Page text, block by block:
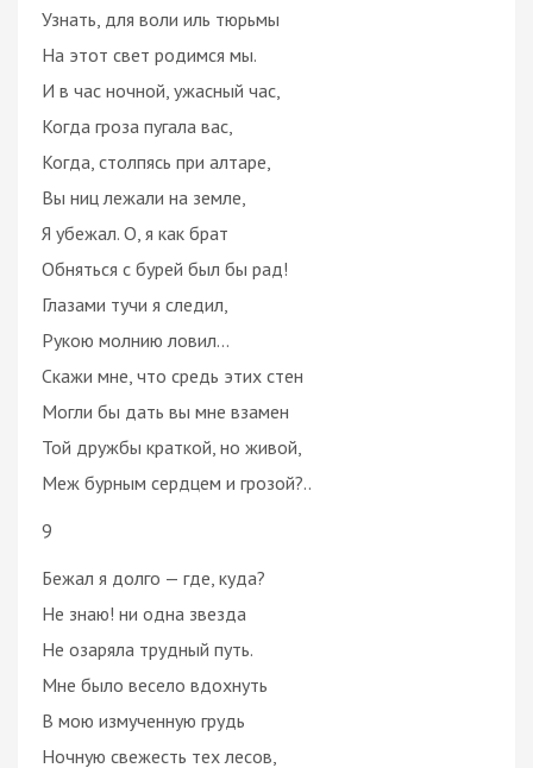
Узнать, для воли иль тюрьмы
На этот свет родимся мы.
И в час ночной, ужасный час,
Когда гроза пугала вас,
Когда, столпясь при алтаре,
Вы ниц лежали на земле,
Я убежал. О, я как брат
Обняться с бурей был бы рад!
Глазами тучи я следил,
Рукою молнию ловил…
Скажи мне, что средь этих стен
Могли бы дать вы мне взамен
Той дружбы краткой, но живой,
Меж бурным сердцем и грозой?..
9
Бежал я долго — где, куда?
Не знаю! ни одна звезда
Не озаряла трудный путь.
Мне было весело вдохнуть
В мою измученную грудь
Ночную свежесть тех лесов,